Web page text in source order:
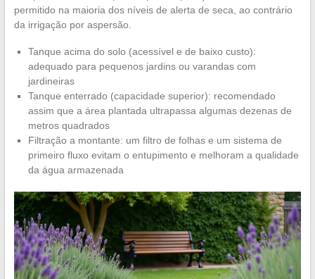
permitido na maioria dos níveis de alerta de seca, ao contrário
da irrigação por aspersão.
Tanque acima do solo (acessível e de baixo custo):
adequado para pequenos jardins ou varandas com
jardineiras
Tanque enterrado (capacidade superior): recomendado
assim que a área plantada ultrapassa algumas dezenas de
metros quadrados
Filtração a montante: um filtro de folhas e um sistema de
primeiro fluxo evitam o entupimento e melhoram a qualidade
da água armazenada